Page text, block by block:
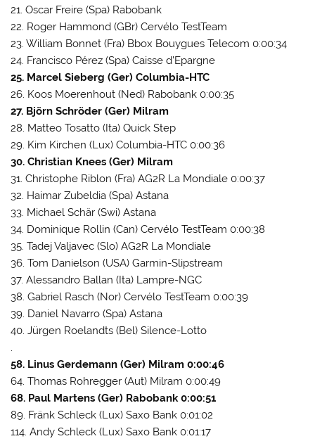
21. Oscar Freire (Spa) Rabobank
22. Roger Hammond (GBr) Cervélo TestTeam
23. William Bonnet (Fra) Bbox Bouygues Telecom 0:00:34
24. Francisco Pérez (Spa) Caisse d’Epargne
25. Marcel Sieberg (Ger) Columbia-HTC
26. Koos Moerenhout (Ned) Rabobank 0:00:35
27. Björn Schröder (Ger) Milram
28. Matteo Tosatto (Ita) Quick Step
29. Kim Kirchen (Lux) Columbia-HTC 0:00:36
30. Christian Knees (Ger) Milram
31. Christophe Riblon (Fra) AG2R La Mondiale 0:00:37
32. Haimar Zubeldia (Spa) Astana
33. Michael Schär (Swi) Astana
34. Dominique Rollin (Can) Cervélo TestTeam 0:00:38
35. Tadej Valjavec (Slo) AG2R La Mondiale
36. Tom Danielson (USA) Garmin-Slipstream
37. Alessandro Ballan (Ita) Lampre-NGC
38. Gabriel Rasch (Nor) Cervélo TestTeam 0:00:39
39. Daniel Navarro (Spa) Astana
40. Jürgen Roelandts (Bel) Silence-Lotto
.
58. Linus Gerdemann (Ger) Milram 0:00:46
64. Thomas Rohregger (Aut) Milram 0:00:49
68. Paul Martens (Ger) Rabobank 0:00:51
89. Fränk Schleck (Lux) Saxo Bank 0:01:02
114. Andy Schleck (Lux) Saxo Bank 0:01:17